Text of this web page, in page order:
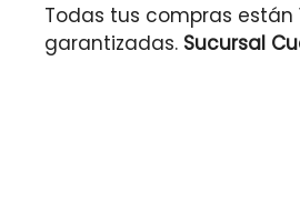
Todas tus compras están
garantizadas. Sucursal